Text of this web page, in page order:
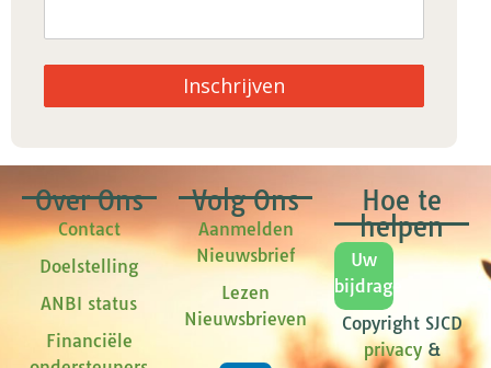
Inschrijven
Over Ons
Contact
Doelstelling
ANBI status
Financiële
Volg Ons
Aanmelden
Nieuwsbrief
Lezen
Nieuwsbrieven
Hoe te
helpen
Uw
bijdrage
Copyright SJCD
privacy&